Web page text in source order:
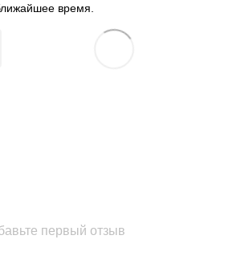
время.
первый отзыв